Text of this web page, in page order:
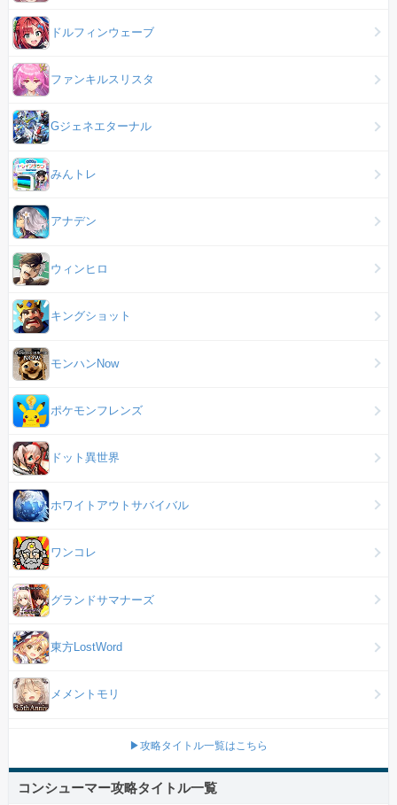
ドルフィンウェーブ
ファンキルスリスタ
Gジェネエターナル
みんトレ
アナデン
ウィンヒロ
キングショット
モンハンNow
ポケモンフレンズ
ドット異世界
ホワイトアウトサバイバル
ワンコレ
グランドサマナーズ
東方LostWord
メメントモリ
▶攻略タイトル一覧はこちら
コンシューマー攻略タイトル一覧